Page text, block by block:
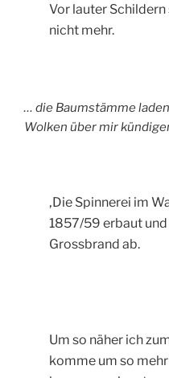
Vor lauter
nicht mehr.
… die Baumstämme
Wolken über mir
‚Die Spinnerei im
1857/59 erbaut
Grossbrand ab.
Um so näher ich
komme um so